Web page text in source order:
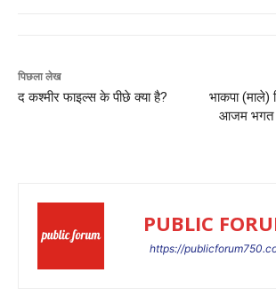
पिछला लेख
द कश्मीर फाइल्स के पीछे क्या है?
भाकपा (माले)
आजम भगत
PUBLIC
https://